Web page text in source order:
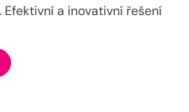
a inovativní řešení